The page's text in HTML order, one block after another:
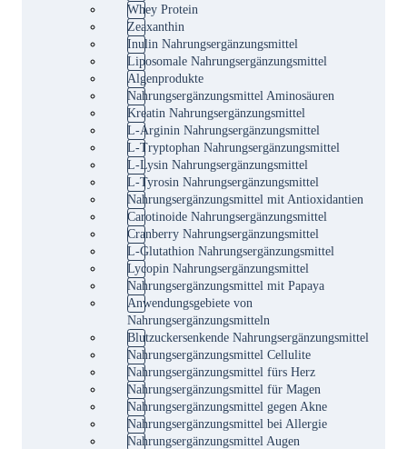
Whey Protein
Zeaxanthin
Inulin Nahrungsergänzungsmittel
Liposomale Nahrungsergänzungsmittel
Algenprodukte
Nahrungsergänzungsmittel Aminosäuren
Kreatin Nahrungsergänzungsmittel
L-Arginin Nahrungsergänzungsmittel
L-Tryptophan Nahrungsergänzungsmittel
L-Lysin Nahrungsergänzungsmittel
L-Tyrosin Nahrungsergänzungsmittel
Nahrungsergänzungsmittel mit Antioxidantien
Carotinoide Nahrungsergänzungsmittel
Cranberry Nahrungsergänzungsmittel
L-Glutathion Nahrungsergänzungsmittel
Lycopin Nahrungsergänzungsmittel
Nahrungsergänzungsmittel mit Papaya
Anwendungsgebiete von
Nahrungsergänzungsmitteln
Blutzuckersenkende Nahrungsergänzungsmittel
Nahrungsergänzungsmittel Cellulite
Nahrungsergänzungsmittel fürs Herz
Nahrungsergänzungsmittel für Magen
Nahrungsergänzungsmittel gegen Akne
Nahrungsergänzungsmittel bei Allergie
Nahrungsergänzungsmittel Augen